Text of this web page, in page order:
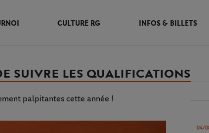
CULTURE RG INFOS & BILLETS
SUIVRE LES QUALIFICATIONS
palpitantes cette année !
04/